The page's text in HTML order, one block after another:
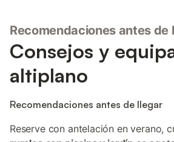
Recomendaciones antes de
Consejos y
altiplano
Recomendaciones antes de llegar
Reserve con antelación en verano,